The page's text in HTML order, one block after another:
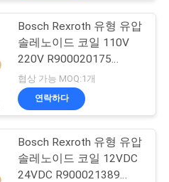
주유기
Bosch Rexroth 유형 유압
솔레노이드 코일 110V
220V R900020175
R900071030
협상 가능 MOQ:1개
연락하다
Bosch Rexroth 유형 유압
솔레노이드 코일 12VDC
24VDC R900021389